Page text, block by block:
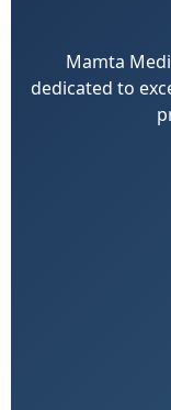
Mamta
dedicated to